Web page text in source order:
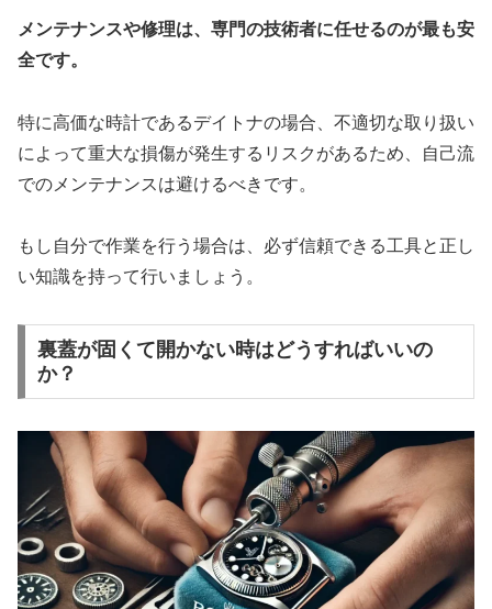
メンテナンスや修理は、専門の技術者に任せるのが最も安
全です。
特に高価な時計であるデイトナの場合、不適切な取り扱い
によって重大な損傷が発生するリスクがあるため、自己流
でのメンテナンスは避けるべきです。
もし自分で作業を行う場合は、必ず信頼できる工具と正し
い知識を持って行いましょう。
裏蓋が固くて開かない時はどうすればいいの
か？